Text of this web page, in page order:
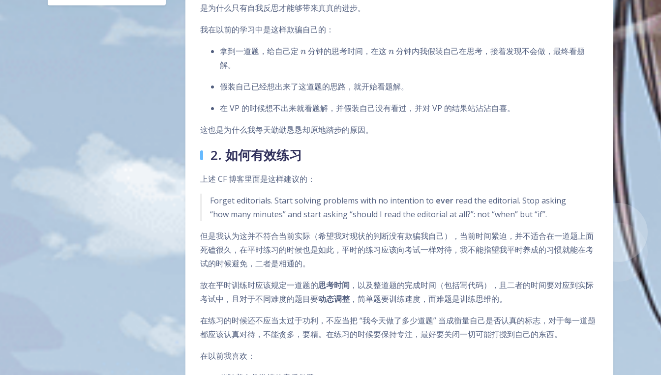
是为什么只有自我反思才能够带来真真的进步。
我在以前的学习中是这样欺骗自己的：
拿到一道题，给自己定 n
n 分钟的思考时间，在这n
n 分钟内我假装自己在思考，接着发现不会做，最终看题
解。
假装自己已经想出来了这道题的思路，就开始看题解。
在 VP 的时候想不出来就看题解，并假装自己没有看过，并对 VP 的结果站沾沾自喜。
这也是为什么我每天勤勤恳恳却原地踏步的原因。
2. 如何有效练习
上述 CF 博客里面是这样建议的：
Forget editorials. Start solving problems with no intention to ever read the editorial. Stop asking
“how many minutes” and start asking “should I read the editorial at all?”: not “when” but “if”.
但是我认为这并不符合当前实际（希望我对现状的判断没有欺骗我自己），当前时间紧迫，并不适合在一道题上面
死磕很久，在平时练习的时候也是如此，平时的练习应该向考试一样对待，我不能指望我平时养成的习惯就能在考
试的时候避免，二者是相通的。
故在平时训练时应该规定一道题的思考时间 ，以及整道题的完成时间（包括写代码），且二者的时间要对应到实际
考试中，且对于不同难度的题目要动态调整 ，简单题要训练速度，而难题是训练思维的。
在练习的时候还不应当太过于功利，不应当把 “我今天做了多少道题” 当成衡量自己是否认真的标志，对于每一道题
都应该认真对待，不能贪多，要精。在练习的时候要保持专注，最好要关闭一切可能打搅到自己的东西。
在以前我喜欢：